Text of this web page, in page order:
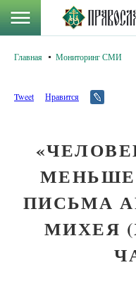
Главная Мониторинг СМИ
Tweet Нравится
ПИСЬМА
МИХЕЯ